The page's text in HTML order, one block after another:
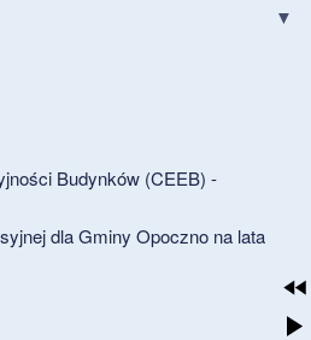
Budynków (CEEB) -
dla Gminy Opoczno na lata